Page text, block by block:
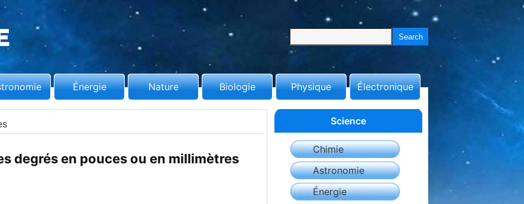
Énergie Nature Biologie Physique Électronique
degrés en pouces ou en millimètres
Science
Chimie
Astronomie
Énergie